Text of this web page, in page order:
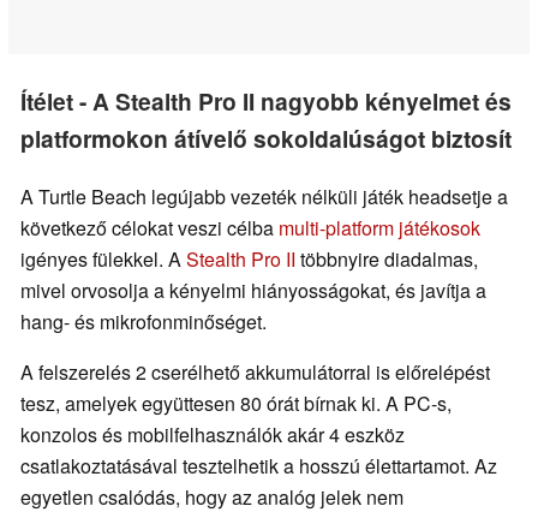
Ítélet - A Stealth Pro II nagyobb kényelmet és
platformokon átívelő sokoldalúságot biztosít
A Turtle Beach legújabb vezeték nélküli játék headsetje a
következő célokat veszi célba multi-platform játékosok
igényes fülekkel. AStealth Pro II többnyire diadalmas,
mivel orvosolja a kényelmi hiányosságokat, és javítja a
hang- és mikrofonminőséget.
A felszerelés 2 cserélhető akkumulátorral is előrelépést
tesz, amelyek együttesen 80 órát bírnak ki. A PC-s,
konzolos és mobilfelhasználók akár 4 eszköz
csatlakoztatásával tesztelhetik a hosszú élettartamot. Az
egyetlen csalódás, hogy az analóg jelek nem